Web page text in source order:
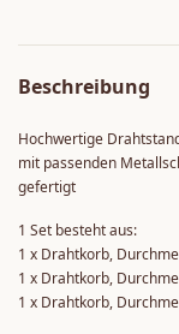
Beschreibung
Hochwertige
mit passenden
gefertigt
1 Set besteht aus:
1 x Drahtkorb,
1 x Drahtkorb,
1 x Drahtkorb,